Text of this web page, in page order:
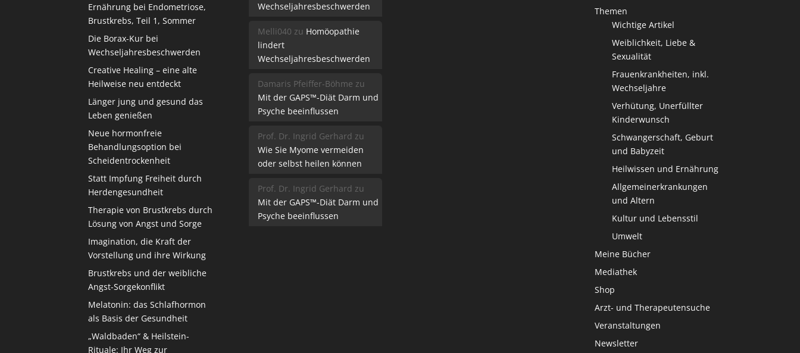
Ernährung bei Endometriose,
Brustkrebs, Teil 1, Sommer
Die Borax-Kur bei
Wechseljahresbeschwerden
Creative Healing – eine alte
Heilweise neu entdeckt
Länger jung und gesund das
Leben genießen
Neue hormonfreie
Behandlungsoption bei
Scheidentrockenheit
Statt Impfung Freiheit durch
Herdengesundheit
Therapie von Brustkrebs durch
Lösung von Angst und Sorge
Imagination, die Kraft der
Vorstellung und ihre Wirkung
Brustkrebs und der weibliche
Angst-Sorgekonflikt
Melatonin: das Schlafhormon
als Basis der Gesundheit
„Waldbaden“ & Heilstein-
Rituale: Ihr Weg zur
Wechseljahresbeschwerden
Melli040 zu Homöopathie
lindert
Wechseljahresbeschwerden
Damaris Pfeiffer-Böhme zu
Mit der GAPS™-Diät Darm und
Psyche beeinflussen
Prof. Dr. Ingrid Gerhard zu
Wie Sie Myome vermeiden
oder selbst heilen können
Prof. Dr. Ingrid Gerhard zu
Mit der GAPS™-Diät Darm und
Psyche beeinflussen
Themen
Wichtige Artikel
Weiblichkeit, Liebe &
Sexualität
Frauenkrankheiten, inkl.
Wechseljahre
Verhütung, Unerfüllter
Kinderwunsch
Schwangerschaft, Geburt
und Babyzeit
Heilwissen und Ernährung
Allgemeinerkrankungen
und Altern
Kultur und Lebensstil
Umwelt
Meine Bücher
Mediathek
Shop
Arzt- und Therapeutensuche
Veranstaltungen
Newsletter